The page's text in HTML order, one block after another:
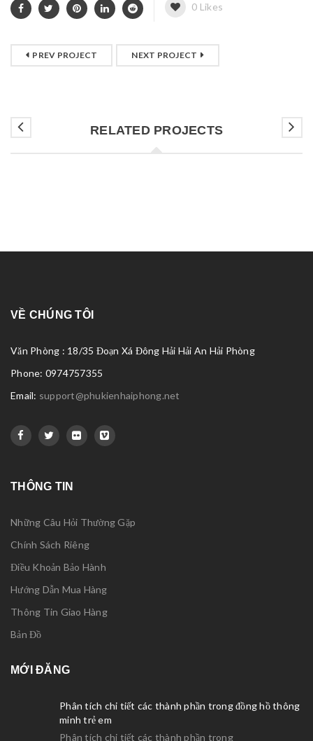
0 Likes
PREV PROJECT NEXT PROJECT
RELATED PROJECTS
VỀ CHÚNG TÔI
Văn Phòng : 18/35 Đoạn Xá Đông Hải Hải An Hải Phòng
Phone: 0974757355
Email: support@phukienhaiphong.net
THÔNG TIN
Những Câu Hỏi Thường Gặp
Chính Sách Riêng
Điều Khoản Bảo Hành
Hướng Dẫn Mua Hàng
Thông Tin Giao Hàng
Bản Đồ
MỚI ĐĂNG
Phân tích chi tiết các thành phần trong đồng hồ thông
minh trẻ em
Phân tích chi tiết các thành phần trong